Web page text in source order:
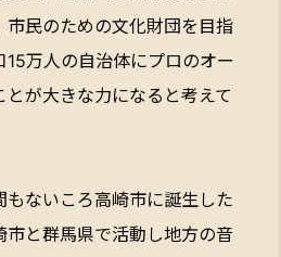
民のための文化財団を目指
万人の自治体にプロのオー
が大きな力になると考えて
ないころ高崎市に誕生した
と群馬県で活動し地方の音